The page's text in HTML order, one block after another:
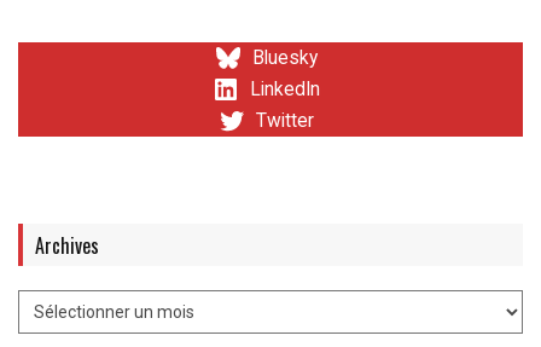
Bluesky
LinkedIn
Twitter
Archives